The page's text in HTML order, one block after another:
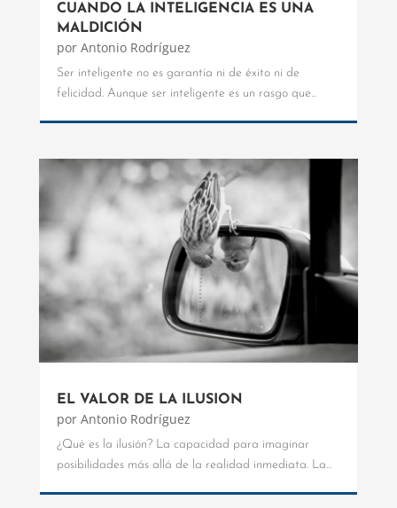
CUANDO LA INTELIGENCIA ES UNA
MALDICIÓN
por Antonio Rodríguez
Ser inteligente no es garantía ni de éxito ni de
felicidad. Aunque ser inteligente es un rasgo que...
EL VALOR DE LA ILUSION
por Antonio Rodríguez
¿Qué es la ilusión? La capacidad para imaginar
posibilidades más allá de la realidad inmediata. La...